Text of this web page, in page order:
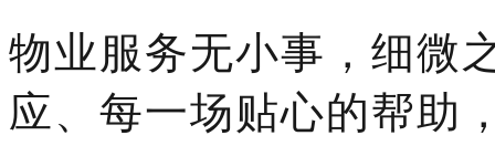
物业服务无小事，细微
应、每一场贴心的帮助